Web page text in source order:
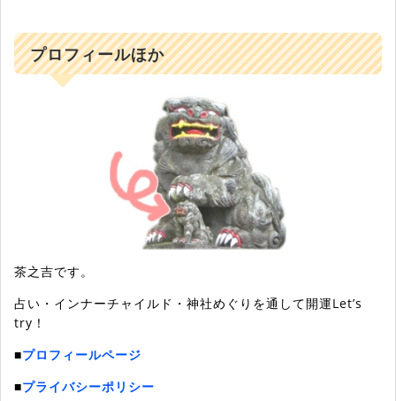
プロフィールほか
茶之吉です。
占い・インナーチャイルド・神社めぐりを通して開運Let’s
try！
■プロフィールページ
■プライバシーポリシー